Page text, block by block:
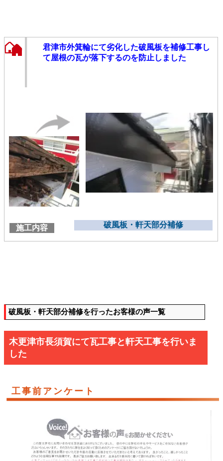
君津市外箕輪にて劣化した破風板を補修工事し
て屋根の瓦が落下するのを防止しました
施工内容 破風板・軒天部分補修
破風板・軒天部分補修を行ったお客様の声一覧
木更津市長須賀にて瓦工事と軒天工事を行いま
した
工事前アンケート